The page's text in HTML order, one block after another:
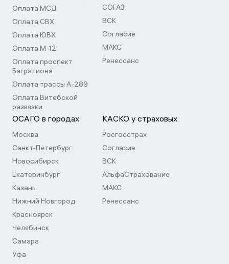
Оплата МСД
Оплата СВХ
Оплата ЮВХ
Оплата М-12
Оплата проспект
Багратиона
Оплата трассы А-289
Оплата Витебской
развязки
СОГАЗ
ВСК
Согласие
МАКС
Ренессанс
ОСАГО в городах
Москва
Санкт-Петербург
Новосибирск
Екатеринбург
Казань
Нижний Новгород
Красноярск
Челябинск
Самара
Уфа
КАСКО у страховых
Росгосстрах
Согласие
ВСК
АльфаСтрахование
МАКС
Ренессанс